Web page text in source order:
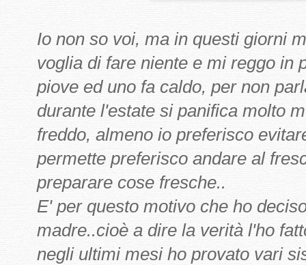
Io non so voi, ma in questi giorni
voglia di fare niente e mi reggo in
piove ed uno fa caldo, per non
durante l'estate si panifica molto
freddo, almeno io preferisco
permette preferisco andare al
preparare cose fresche..
E' per questo motivo che ho
madre..cioè a dire la verità l'ho
negli ultimi mesi ho provato vari